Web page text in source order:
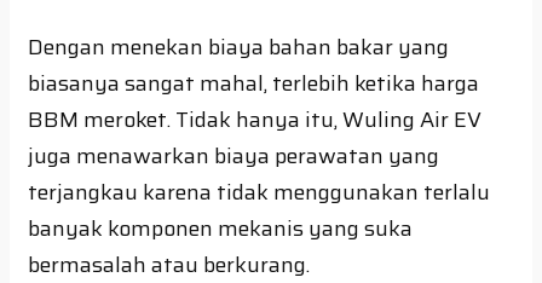
Dengan menekan biaya bahan bakar yang
biasanya sangat mahal, terlebih ketika harga
BBM meroket. Tidak hanya itu, Wuling Air EV
juga menawarkan biaya perawatan yang
terjangkau karena tidak menggunakan terlalu
banyak komponen mekanis yang suka
bermasalah atau berkurang.